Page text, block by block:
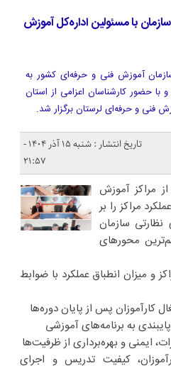
با مسئولین اداره‌کل آموزش
آموزش فنی و حرفه‌ای کشور به
حضور کارشناسان اعزامی از استان
فنی و حرفه‌ای لرستان برگزار شد.
تاریخ انتشار : شنبه ۱۵ آذر ۱۴۰۴ -
۲۱:۵۷
مراکز آموزش
مراکز را بر
سازمان
محورهای
و میزان انطباق عملکرد با ضوابط
کارآموزان پس از پایان دوره‌ها
به برنامه‌های آموزشی
ایمنی و بهره‌برداری از ظرفیت‌ها
کیفیت تدریس و اجرای